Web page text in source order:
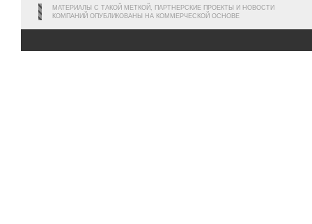
МАТЕРИАЛЫ С ТАКОЙ МЕТКОЙ, ПАРТНЕРСКИЕ ПРОЕКТЫ И НОВОСТИ
КОМПАНИЙ ОПУБЛИКОВАНЫ НА КОММЕРЧЕСКОЙ ОСНОВЕ